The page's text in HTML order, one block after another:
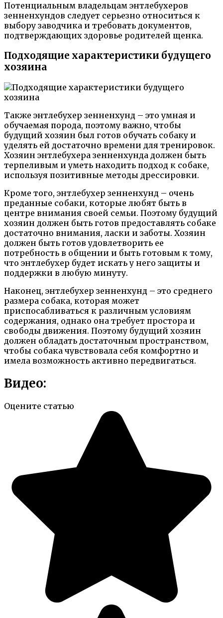
Потенциальным владельцам энтлебухеров
зенненхундов следует серьезно относиться к
выбору заводчика и требовать документов,
подтверждающих здоровье родителей щенка.
Подходящие характеристики будущего
хозяина
Также энтлебухер зенненхунд – это умная и
обучаемая порода, поэтому важно, чтобы
будущий хозяин был готов обучать собаку и
уделять ей достаточно времени для тренировок.
Хозяин энтлебухера зенненхунда должен быть
терпеливым и уметь находить подход к собаке,
используя позитивные методы дрессировки.
Кроме того, энтлебухер зенненхунд – очень
преданные собаки, которые любят быть в
центре внимания своей семьи. Поэтому будущий
хозяин должен быть готов предоставлять собаке
достаточно внимания, ласки и заботы. Хозяин
должен быть готов удовлетворить ее
потребность в общении и быть готовым к тому,
что энтлебухер будет искать у него защиты и
поддержки в любую минуту.
Наконец, энтлебухер зенненхунд – это среднего
размера собака, которая может
приспосабливаться к различным условиям
содержания, однако она требует простора и
свободы движения. Поэтому будущий хозяин
должен обладать достаточным пространством,
чтобы собака чувствовала себя комфортно и
имела возможность активно передвигаться.
Видео:
Оцените статью